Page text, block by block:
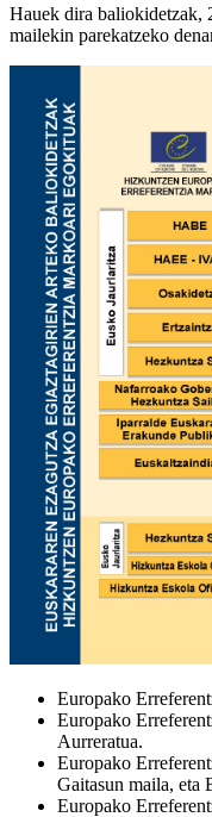
Hauek dira baliokidetzak,
mailekin parekatzeko
Europako
Europako
Aurreratua.
Europako
Gaitasun maila, eta
Europako